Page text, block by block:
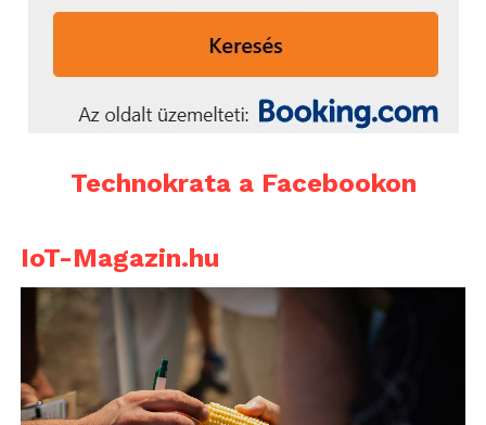
Technokrata a Facebookon
IoT-Magazin.hu